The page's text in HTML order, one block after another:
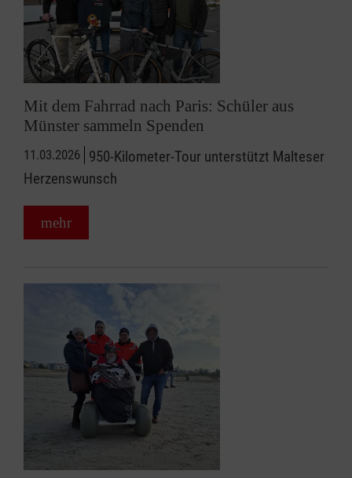
Mit dem Fahrrad nach Paris: Schüler aus
Münster sammeln Spenden
11.03.2026 950-Kilometer-Tour unterstützt Malteser
Herzenswunsch
mehr